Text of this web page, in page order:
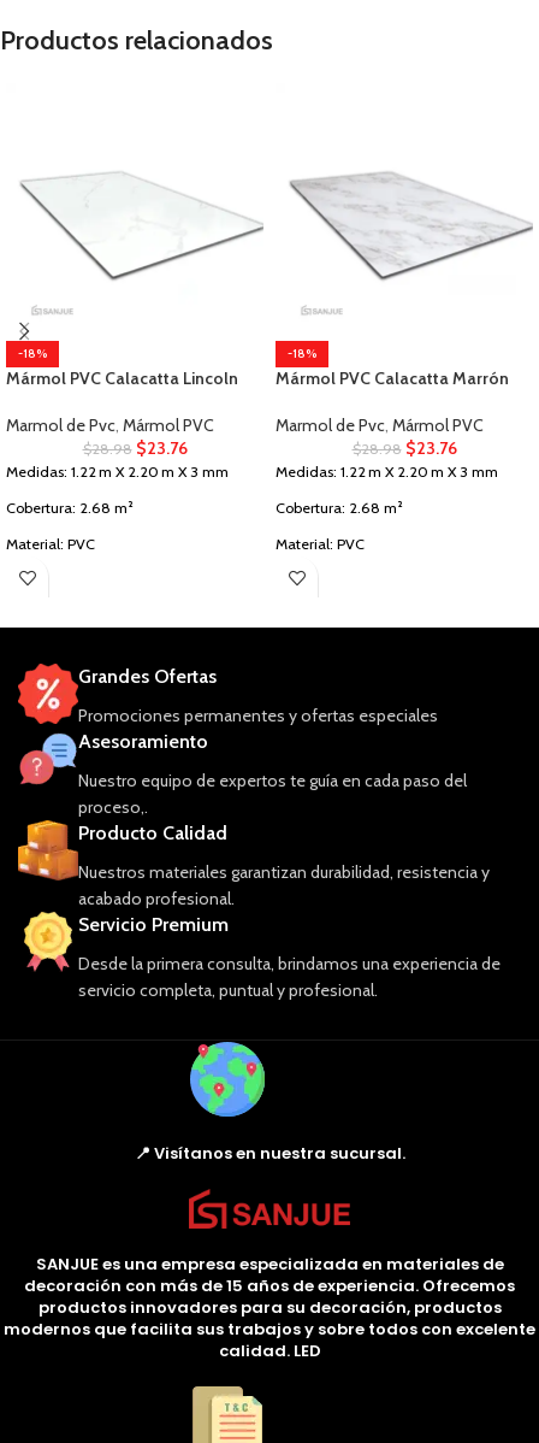
Productos relacionados
-18%
Mármol PVC Calacatta Lincoln
Marmol de Pvc, Mármol PVC
$28.98 $23.76
Medidas: 1.22 m X 2.20 m X 3 mm
Cobertura: 2.68 m²
Material: PVC
Uso: Paredes Interiores
-18%
Mármol PVC Calacatta Marrón
Marmol de Pvc, Mármol PVC
$28.98 $23.76
Medidas: 1.22 m X 2.20 m X 3 mm
Cobertura: 2.68 m²
Material: PVC
Uso: Paredes Interiores
Grandes Ofertas
Promociones permanentes y ofertas especiales
Asesoramiento
Nuestro equipo de expertos te guía en cada paso del
proceso,.
Producto Calidad
Nuestros materiales garantizan durabilidad, resistencia y
acabado profesional.
Servicio Premium
Desde la primera consulta, brindamos una experiencia de
servicio completa, puntual y profesional.
📍 Visítanos en nuestra sucursal.
SANJUE es una empresa especializada en materiales de
decoración con más de 15 años de experiencia. Ofrecemos
productos innovadores para su decoración, productos
modernos que facilita sus trabajos y sobre todos con excelente
calidad. LED